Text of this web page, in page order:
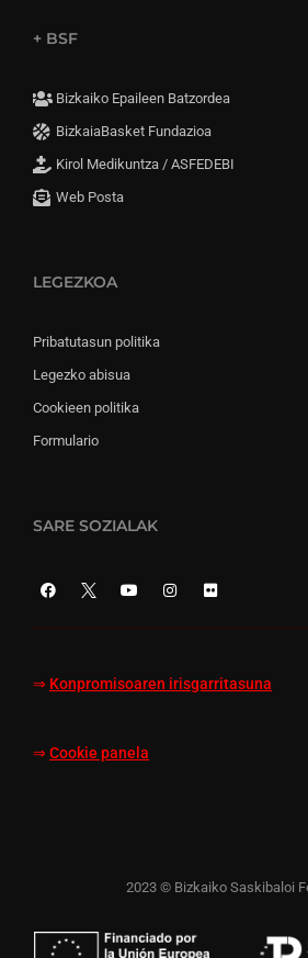
+ BSF
Bizkaiko Epaileen Batzordea
BizkaiaBasket Fundazioa
Kirol Medikuntza / ASFEDEBI
Web Posta
LEGEZKOA
Pribatutasun politika
Legezko abisua
Cookieen politika
Formulario
SARE SOZIALAK
⇒ Konpromisoaren irisgarritasuna
⇒ Cookie panela
2023 © Bizkaiko Saskibaloi